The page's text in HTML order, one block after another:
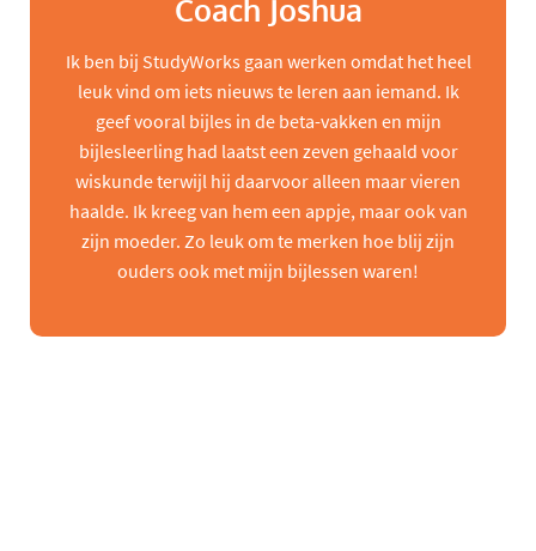
Coach Joshua
Ik ben bij StudyWorks gaan werken omdat het heel
leuk vind om iets nieuws te leren aan iemand. Ik
geef vooral bijles in de beta-vakken en mijn
bijlesleerling had laatst een zeven gehaald voor
wiskunde terwijl hij daarvoor alleen maar vieren
haalde. Ik kreeg van hem een appje, maar ook van
zijn moeder. Zo leuk om te merken hoe blij zijn
ouders ook met mijn bijlessen waren!